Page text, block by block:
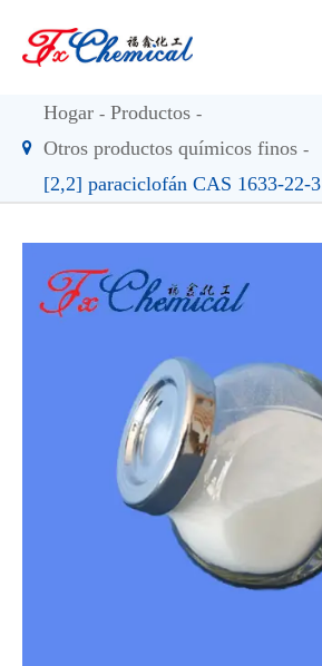
Hogar
Productos
Otros productos químicos finos
[2,2] paraciclofán CAS 1633-22-3